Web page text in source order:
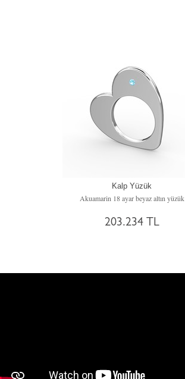
Kalp Yüzük
Akuamarin 18 ayar beyaz altın yüzük
203.234 TL